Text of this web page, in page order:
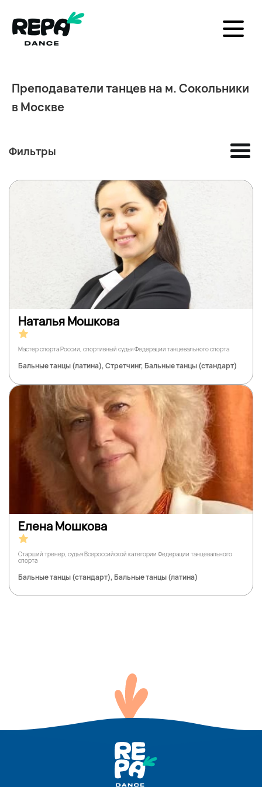
Преподаватели танцев на м. Сокольники
в Москве
Фильтры
Наталья Мошкова
Мастер спорта России, спортивный судья Федерации танцевального спорта
Бальные танцы (латина), Стретчинг, Бальные танцы (стандарт)
Елена Мошкова
Старший тренер, судья Всероссийской категории Федерации танцевального
спорта
Бальные танцы (стандарт), Бальные танцы (латина)